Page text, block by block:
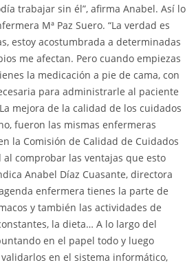
trabajar sin él”, afirma Anabel. Así lo
Mª Paz Suero. “La verdad es
estoy acostumbrada a determinadas
me afectan. Pero cuando empiezas
la medicación a pie de cama, con
para administrarle al paciente
mejora de la calidad de los cuidados
fueron las mismas enfermeras
la Comisión de Calidad de Cuidados
comprobar las ventajas que esto
Anabel Díaz Cuasante, directora
enfermera tienes la parte de
y también las actividades de
la dieta… A lo largo del
en el papel todo y luego
en el sistema informático,